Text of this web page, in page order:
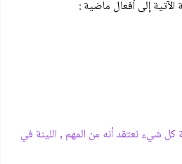
إلى أفعال ماضية :
شيء نعتقد أنه من المهم , اللينة في